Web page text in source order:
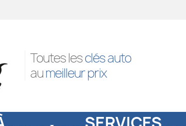
Toutes lesclés auto
aumeilleur prix